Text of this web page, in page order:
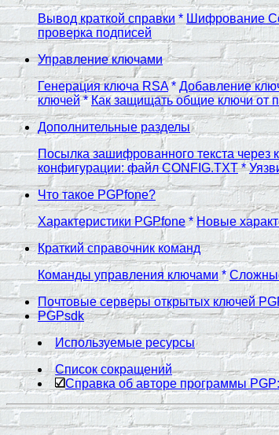
Вывод краткой справки * Шифрование
проверка подписей
Управление ключами
Генерация ключа RSA* Добавление
ключей*Как защищать общие ключи от
Дополнительные разделы
Посылка зашифрованного текста
конфигурации: файл CONFIG.TXT*
Что такое PGPfone?
Характеристики PGPfone *Новые
Краткий справочник команд
Команды управления ключами *
Почтовые серверы открытых ключей
PGPsdk
Используемые ресурсы
Список сокращений
Справка об авторе программы